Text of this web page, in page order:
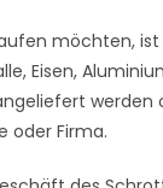
möchten, ist
Eisen,
werden
oder Firma.